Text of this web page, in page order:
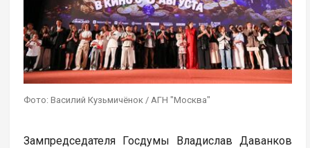
Фото: Василий Кузьмичёнок / АГН "Москва"
Зампредседателя Госдумы Владислав Даванков